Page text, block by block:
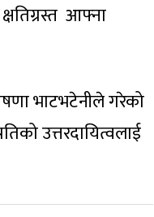
आफ्ना
भाटभटेनीले गरेको
उत्तरदायित्वलाई